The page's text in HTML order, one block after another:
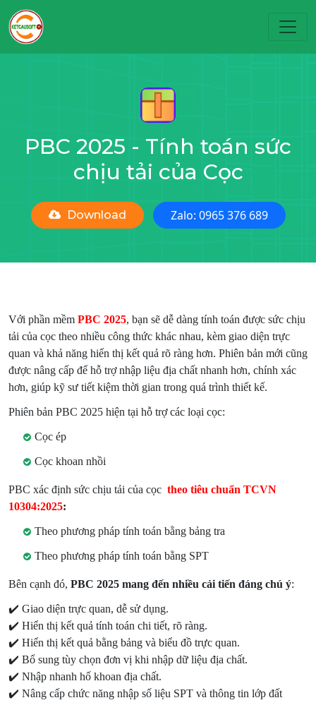
PBC 2025 - Tính toán sức
chịu tải của Cọc
Download Zalo: 0965 376 689
Với phần mềm PBC 2025, bạn sẽ dễ dàng tính toán được sức chịu
tải của cọc theo nhiều công thức khác nhau, kèm giao diện trực
quan và khả năng hiển thị kết quả rõ ràng hơn. Phiên bản mới cũng
được nâng cấp để hỗ trợ nhập liệu địa chất nhanh hơn, chính xác
hơn, giúp kỹ sư tiết kiệm thời gian trong quá trình thiết kế.
Phiên bản PBC 2025 hiện tại hỗ trợ các loại cọc:
Cọc ép
Cọc khoan nhồi
PBC xác định sức chịu tải của cọc theo tiêu chuẩn TCVN
10304:2025:
Theo phương pháp tính toán bằng bảng tra
Theo phương pháp tính toán bằng SPT
Bên cạnh đó, PBC 2025 mang đến nhiều cải tiến đáng chú ý:
✔️ Giao diện trực quan, dễ sử dụng.
✔️ Hiển thị kết quả tính toán chi tiết, rõ ràng.
✔️ Hiển thị kết quả bằng bảng và biểu đồ trực quan.
✔️ Bổ sung tùy chọn đơn vị khi nhập dữ liệu địa chất.
✔️ Nhập nhanh hố khoan địa chất.
✔️ Nâng cấp chức năng nhập số liệu SPT và thông tin lớp đất